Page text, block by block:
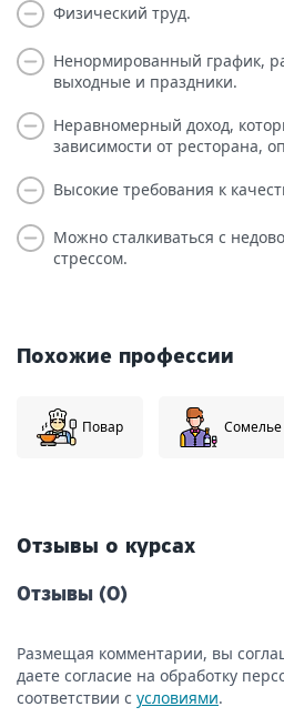
Физический труд.
Ненормированный график,
выходные и праздники.
Неравномерный доход,
зависимости от ресторана,
Высокие требования к
Можно сталкиваться с
стрессом.
Похожие профессии
Повар Сомелье
Отзывы о курсах
Отзывы (0)
Размещая комментарии, вы
даете согласие на обработку
соответствии с условиями.